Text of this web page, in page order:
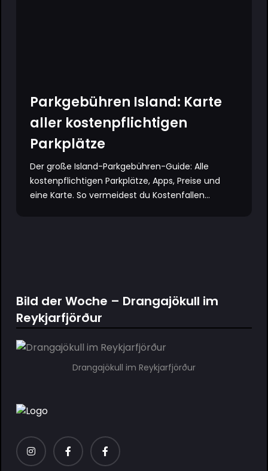
Parkgebühren Island: Karte
aller kostenpflichtigen
Parkplätze
Der große Island-Parkgebühren-Guide: Alle
kostenpflichtigen Parkplätze, Apps, Preise und
eine Karte. So vermeidest du Kostenfallen...
Bild der Woche – Drangajökull im
Reykjarfjörður
Drangajökull im Reykjarfjörður